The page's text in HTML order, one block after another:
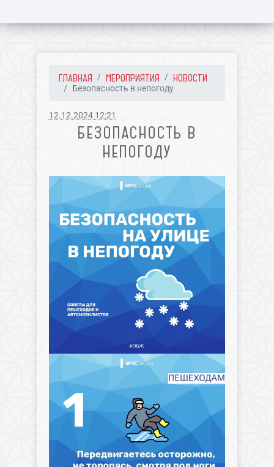
ГЛАВНАЯ МЕРОПРИЯТИЯ НОВОСТИ
Безопасность в непогоду
12.12.2024 12:21
БЕЗОПАСНОСТЬ В
НЕПОГОДУ